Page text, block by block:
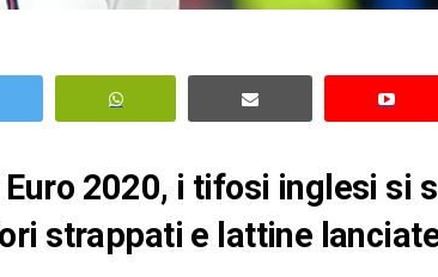
2020, i tifosi inglesi si
strappati e lattine